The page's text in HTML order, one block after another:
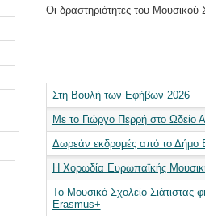
Οι δραστηριότητες του Μουσικού
Στη Βουλή των Εφήβων 2026
Με το Γιώργο Περρή στο Ωδείο
Δωρεάν εκδρομές από το Δήμο
Η Χορωδία Ευρωπαϊκής
Το Μουσικό Σχολείο Σιάτιστας
Erasmus+